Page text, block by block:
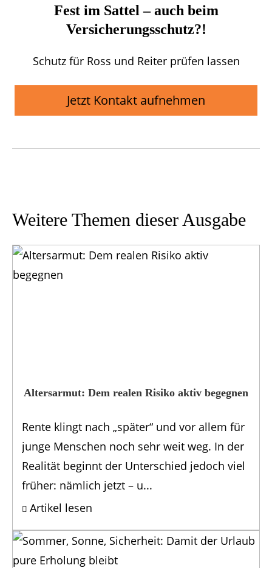
Fest im Sattel – auch beim
Versicherungsschutz?!
Schutz für Ross und Reiter prüfen lassen
Jetzt Kontakt aufnehmen
Weitere Themen dieser Ausgabe
Altersarmut: Dem realen Risiko aktiv begegnen
Rente klingt nach „später“ und vor allem für
junge Menschen noch sehr weit weg. In der
Realität beginnt der Unterschied jedoch viel
früher: nämlich jetzt – u...
Artikel lesen